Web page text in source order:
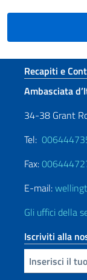
Recapiti e
Ambasciata
34-38 Grant
Tel:
Fax:
E-mail:
Gli uffici della
Iscriviti alla
Inserisci la tua email